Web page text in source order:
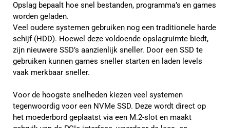
Opslag bepaalt hoe snel bestanden, programma’s en games
worden geladen.
Veel oudere systemen gebruiken nog een traditionele harde
schijf (HDD). Hoewel deze voldoende opslagruimte biedt,
zijn nieuwere SSD’s aanzienlijk sneller. Door een SSD te
gebruiken kunnen games sneller starten en laden levels
vaak merkbaar sneller.
Voor de hoogste snelheden kiezen veel systemen
tegenwoordig voor een NVMe SSD. Deze wordt direct op
het moederbord geplaatst via een M.2-slot en maakt